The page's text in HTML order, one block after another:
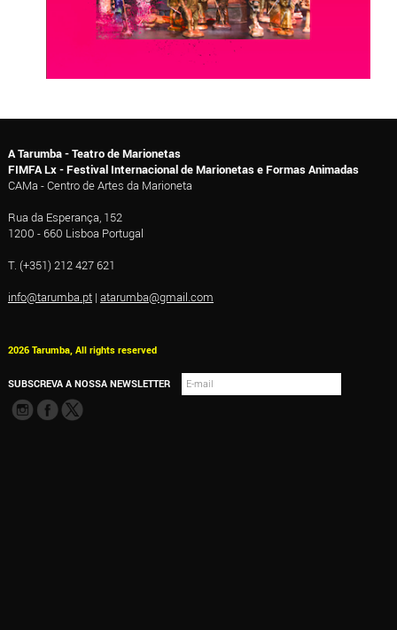
A Tarumba - Teatro de Marionetas
FIMFA Lx - Festival Internacional de Marionetas e Formas Animadas
CAMa - Centro de Artes da Marioneta
Rua da Esperança, 152
1200 - 660 Lisboa Portugal
T. (+351) 212 427 621
info@tarumba.pt| atarumba@gmail.com
2026 Tarumba, All rights reserved
SUBSCREVA A NOSSA NEWSLETTER